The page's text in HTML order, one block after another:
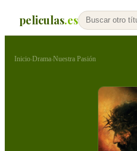
peliculas.es
Inicio›Drama›Nuestra Pasión